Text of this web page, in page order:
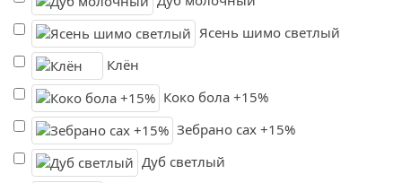
Ясень шимо светлый
Клён
Коко бола +15%
Зебрано сах +15%
Дуб светлый